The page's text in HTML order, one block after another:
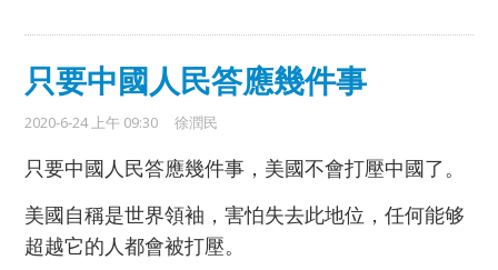
只要中國人民答應幾件事
2020-6-24 上午 09:30 徐潤民
只要中國人民答應幾件事，美國不會打壓中國了。
美國自稱是世界領袖，害怕失去此地位，任何能够
超越它的人都會被打壓。